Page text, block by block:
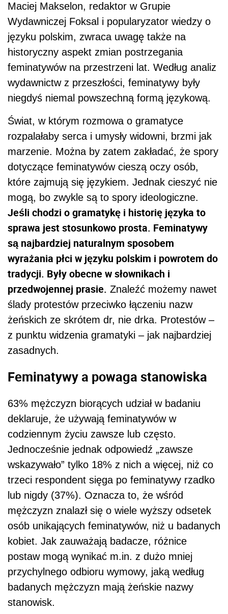
Maciej Makselon, redaktor w Grupie
Wydawniczej Foksal i popularyzator wiedzy o
języku polskim, zwraca uwagę także na
historyczny aspekt zmian postrzegania
feminatywów na przestrzeni lat. Według analiz
wydawnictw z przeszłości, feminatywy były
niegdyś niemal powszechną formą językową.
Świat, w którym rozmowa o gramatyce
rozpalałaby serca i umysły widowni, brzmi jak
marzenie. Można by zatem zakładać, że spory
dotyczące feminatywów cieszą oczy osób,
które zajmują się językiem. Jednak cieszyć nie
mogą, bo zwykle są to spory ideologiczne.
Jeśli chodzi o gramatykę i historię języka to
sprawa jest stosunkowo prosta. Feminatywy
są najbardziej naturalnym sposobem
wyrażania płci w języku polskim i powrotem do
tradycji. Były obecne w słownikach i
przedwojennej prasie. Znaleźć możemy nawet
ślady protestów przeciwko łączeniu nazw
żeńskich ze skrótem dr, nie drka. Protestów –
z punktu widzenia gramatyki – jak najbardziej
zasadnych.
Feminatywy a powaga stanowiska
63% mężczyzn biorących udział w badaniu
deklaruje, że używają feminatywów w
codziennym życiu zawsze lub często.
Jednocześnie jednak odpowiedź „zawsze
wskazywało” tylko 18% z nich a więcej, niż co
trzeci respondent sięga po feminatywy rzadko
lub nigdy (37%). Oznacza to, że wśród
mężczyzn znalazł się o wiele wyższy odsetek
osób unikających feminatywów, niż u badanych
kobiet. Jak zauważają badacze, różnice
postaw mogą wynikać m.in. z dużo mniej
przychylnego odbioru wymowy, jaką według
badanych mężczyzn mają żeńskie nazwy
stanowisk.